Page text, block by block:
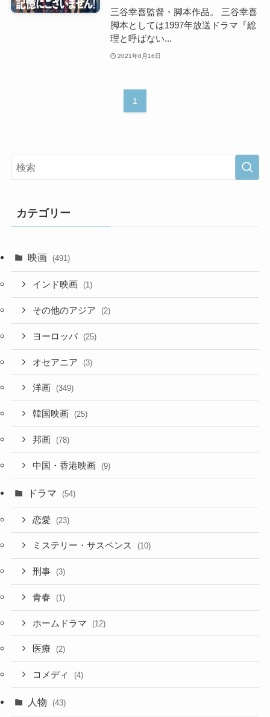
三谷幸喜監督・脚本作品。 三谷幸喜
脚本としては1997年放送ドラマ『総
理と呼ばない...
2021年8月16日
1
カテゴリー
映画 (491)
インド映画 (1)
その他のアジア (2)
ヨーロッパ (25)
オセアニア (3)
洋画 (349)
韓国映画 (25)
邦画 (78)
中国・香港映画 (9)
ドラマ (54)
恋愛 (23)
ミステリー・サスペンス (10)
刑事 (3)
青春 (1)
ホームドラマ (12)
医療 (2)
コメディ (4)
人物 (43)